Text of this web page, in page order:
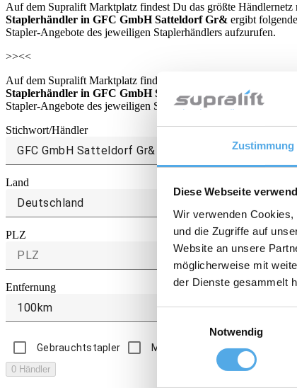
Zustimmung
Diese Webseite
Wir verwenden
und die Zugriffe auf
Website an unsere
möglicherweise mit
der Dienste gesammelt
Notwendig
Auf dem Supralift Marktplatz findest Du das größte Händlernetz
Staplerhändler in GFC GmbH Satteldorf Gr& ergibt
Stapler-Angebote des jeweiligen Staplerhändlers aufzurufen.
>><<
Auf dem Supralift Marktplatz findest Du das größte Händlernetz
Staplerhändler in GFC GmbH Satteldorf Gr& ergibt
Stapler-Angebote des jeweiligen Staplerhändlers aufzurufen.
Stichwort/Händler
Land
Deutschland
PLZ
Entfernung
100km
Gebrauchtstapler Mietstapler Zubehör
0 Händler